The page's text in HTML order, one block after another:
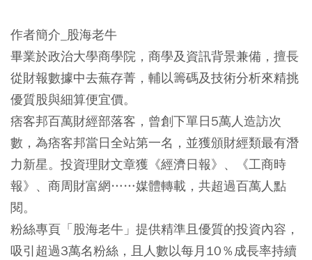
作者簡介_股海老牛
畢業於政治大學商學院，商學及資訊背景兼備，擅長
從財報數據中去蕪存菁，輔以籌碼及技術分析來精挑
優質股與細算便宜價。
痞客邦百萬財經部落客，曾創下單日5萬人造訪次
數，為痞客邦當日全站第一名，並獲頒財經類最有潛
力新星。投資理財文章獲《經濟日報》、《工商時
報》、商周財富網……媒體轉載，共超過百萬人點
閱。
粉絲專頁「股海老牛」提供精準且優質的投資內容，
吸引超過3萬名粉絲，且人數以每月10％成長率持續